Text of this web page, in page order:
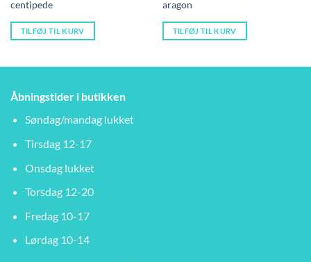
centipede
pris
69,00 kr..
TILFØJ TIL KURV
aragon
TILFØJ TIL KURV
Åbningstider i butikken
Søndag/mandag lukket
Tirsdag 12-17
Onsdag lukket
Torsdag 12-20
Fredag 10-17
Lørdag 10-14